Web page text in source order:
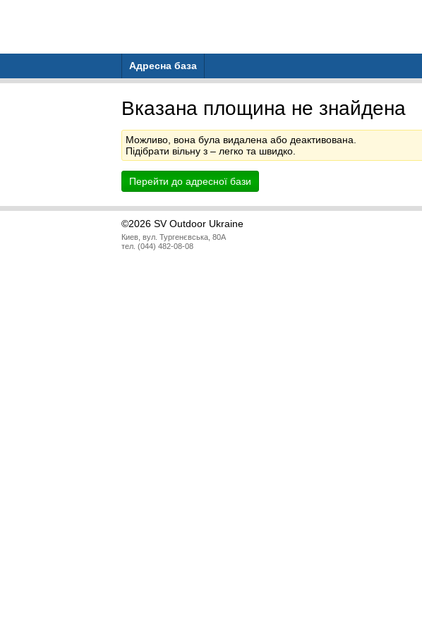
Адресна база
Вказана площина не знайдена
Можливо, вона була видалена або деактивована.
Підібрати вільну з – легко та швидко.
Перейти до адресної бази
©2026 SV Outdoor Ukraine
Киев, вул. Тургенєвська, 80А
тел. (044) 482-08-08